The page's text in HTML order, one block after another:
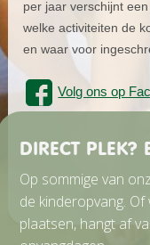
per jaar verschijnt
welke activiteiten de
en waar voor
Volg ons op
DIRECT PLEK?
Op sommige van
de kinderopvang.
plaatsen, hangt af